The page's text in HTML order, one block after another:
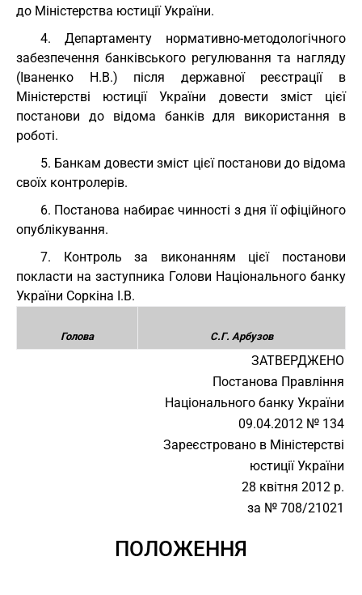
до Міністерства юстиції України.
4. Департаменту нормативно-методологічного
забезпечення банківського регулювання та нагляду
(Іваненко Н.В.) після державної реєстрації в
Міністерстві юстиції України довести зміст цієї
постанови до відома банків для використання в
роботі.
5. Банкам довести зміст цієї постанови до відома
своїх контролерів.
6. Постанова набирає чинності з дня її офіційного
опублікування.
7. Контроль за виконанням цієї постанови
покласти на заступника Голови Національного банку
України Соркіна І.В.
Голова С.Г. Арбузов
ЗАТВЕРДЖЕНО
Постанова Правління
Національного банку України
09.04.2012 № 134
Зареєстровано в Міністерстві
юстиції України
28 квітня 2012 р.
за № 708/21021
ПОЛОЖЕННЯ